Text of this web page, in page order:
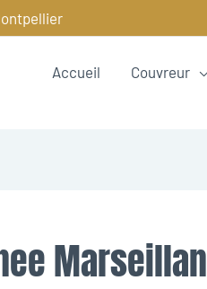
Accueil Couvreur
Marseillan